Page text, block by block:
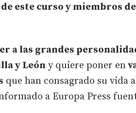
este curso y miembros
a las grandes
y León y quiere poner en
que han consagrado su vida
a Europa Press